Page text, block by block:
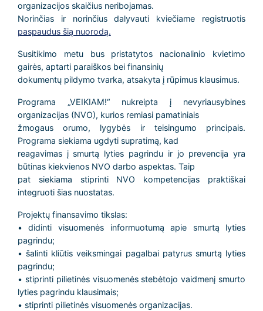
organizacijos skaičius neribojamas.
Norinčias ir norinčius dalyvauti kviečiame registruotis
paspaudus šią nuorodą.
Susitikimo metu bus pristatytos nacionalinio kvietimo
gairės, aptarti paraiškos bei finansinių
dokumentų pildymo tvarka, atsakyta į rūpimus klausimus.
Programa „VEIKIAM!“ nukreipta į nevyriausybines
organizacijas (NVO), kurios remiasi pamatiniais
žmogaus orumo, lygybės ir teisingumo principais.
Programa siekiama ugdyti supratimą, kad
reagavimas į smurtą lyties pagrindu ir jo prevencija yra
būtinas kiekvienos NVO darbo aspektas. Taip
pat siekiama stiprinti NVO kompetencijas praktiškai
integruoti šias nuostatas.
Projektų finansavimo tikslas:
• didinti visuomenės informuotumą apie smurtą lyties
pagrindu;
• šalinti kliūtis veiksmingai pagalbai patyrus smurtą lyties
pagrindu;
• stiprinti pilietinės visuomenės stebėtojo vaidmenį smurto
lyties pagrindu klausimais;
• stiprinti pilietinės visuomenės organizacijas.